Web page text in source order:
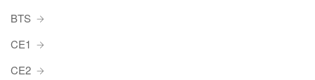
BTS
CE1
CE2